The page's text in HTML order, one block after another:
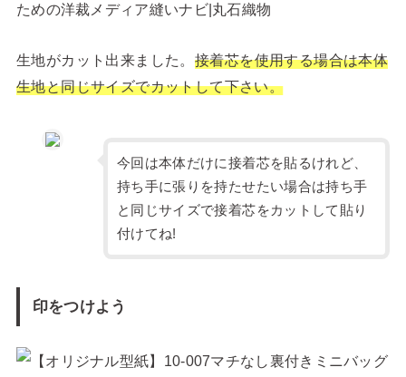
生地がカット出来ました。 接着芯を使用する場合は本体
生地と同じサイズでカットして下さい。
今回は本体だけに接着芯を貼るけれど、
持ち手に張りを持たせたい場合は持ち手
と同じサイズで接着芯をカットして貼り
付けてね!
印をつけよう